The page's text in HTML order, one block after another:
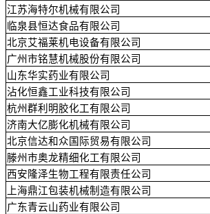
江苏海特尔机械有限公司
临泉县恒达食品有限公司
北京艾福莱机电设备有限公司
广州市铭慧机械股份有限公司
山东华实药业有限公司
沾化恒鑫工业科技有限公司
杭州群利明胶化工有限公司
济南大亿膨化机械有限公司
北京信达和众国际贸易有限公司
滕州市奥龙精细化工有限公司
西安隆泽生物工程有限责任公司
上海鼎江包装机械制造有限公司
广东青云山药业有限公司